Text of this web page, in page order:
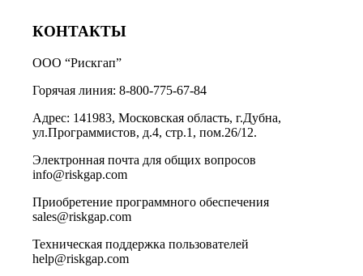
КОНТАКТЫ
ООО “Рискгап”
Горячая линия: 8-800-775-67-84
Адрес: 141983, Московская область, г.Дубна,
ул.Программистов, д.4, стр.1, пом.26/12.
Электронная почта для общих вопросов
info@riskgap.com
Приобретение программного обеспечения
sales@riskgap.com
Техническая поддержка пользователей
help@riskgap.com